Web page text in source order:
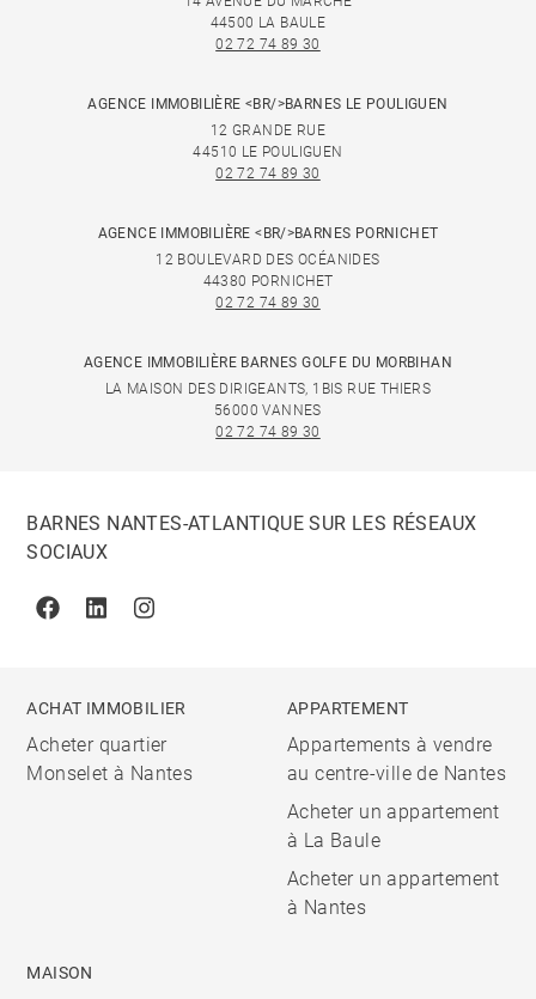
44500 LA BAULE
02 72 74 89 30
AGENCE IMMOBILIÈRE <BR/>BARNES LE POULIGUEN
12 GRANDE RUE
44510 LE POULIGUEN
02 72 74 89 30
AGENCE IMMOBILIÈRE <BR/>BARNES PORNICHET
12 BOULEVARD DES OCÉANIDES
44380 PORNICHET
02 72 74 89 30
AGENCE IMMOBILIÈRE BARNES GOLFE DU MORBIHAN
LA MAISON DES DIRIGEANTS, 1BIS RUE THIERS
56000 VANNES
02 72 74 89 30
BARNES NANTES-ATLANTIQUE SUR LES RÉSEAUX
SOCIAUX
FacebookLinkedinInstagram
ACHAT IMMOBILIER
Acheter quartier
Monselet à Nantes
APPARTEMENT
Appartements à vendre
au centre-ville de Nantes
Acheter un appartement
à La Baule
Acheter un appartement
à Nantes
MAISON